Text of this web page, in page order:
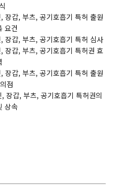
장갑, 부츠, 공기호흡기 특허 출원
요건
장갑, 부츠, 공기호흡기 특허 심사
장갑, 부츠, 공기호흡기 특허권 효
장갑, 부츠, 공기호흡기 특허 출원
점
장갑, 부츠, 공기호흡기 특허권의
상속